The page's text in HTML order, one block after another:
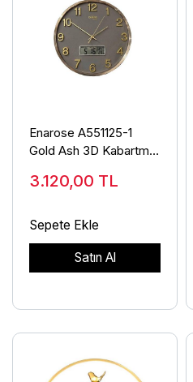
Enarose A551125-1
Gold Ash 3D Kabartma
3.120,00 TL
Sepete Ekle
Satın Al